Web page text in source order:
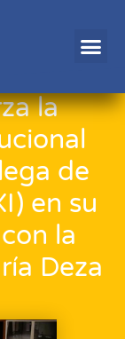
la
de
en su
la
Deza